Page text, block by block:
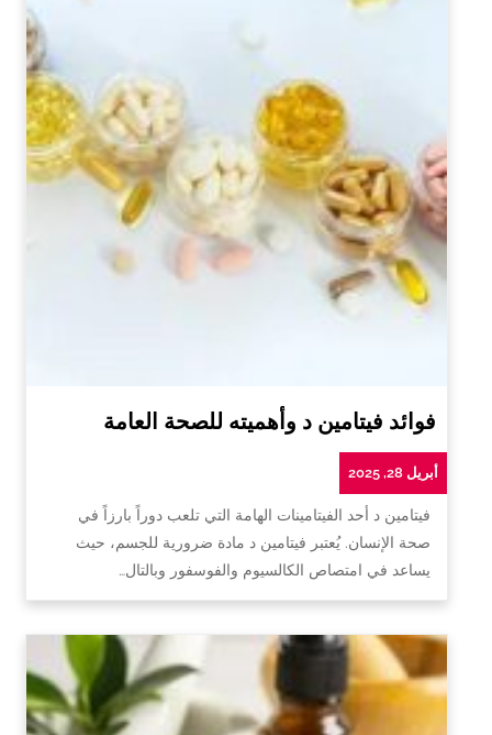
فوائد فيتامين د وأهميته للصحة العامة
أبريل 28, 2025
فيتامين د أحد الفيتامينات الهامة التي تلعب دوراً بارزاً في
صحة الإنسان. يُعتبر فيتامين د مادة ضرورية للجسم، حيث
يساعد في امتصاص الكالسيوم والفوسفور وبالتال…